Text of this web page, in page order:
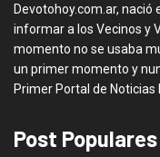
Devotohoy.com.ar, nació
informar a los Vecinos y
momento no se usaba
un primer momento y
Primer Portal de Noticias
Post Populares